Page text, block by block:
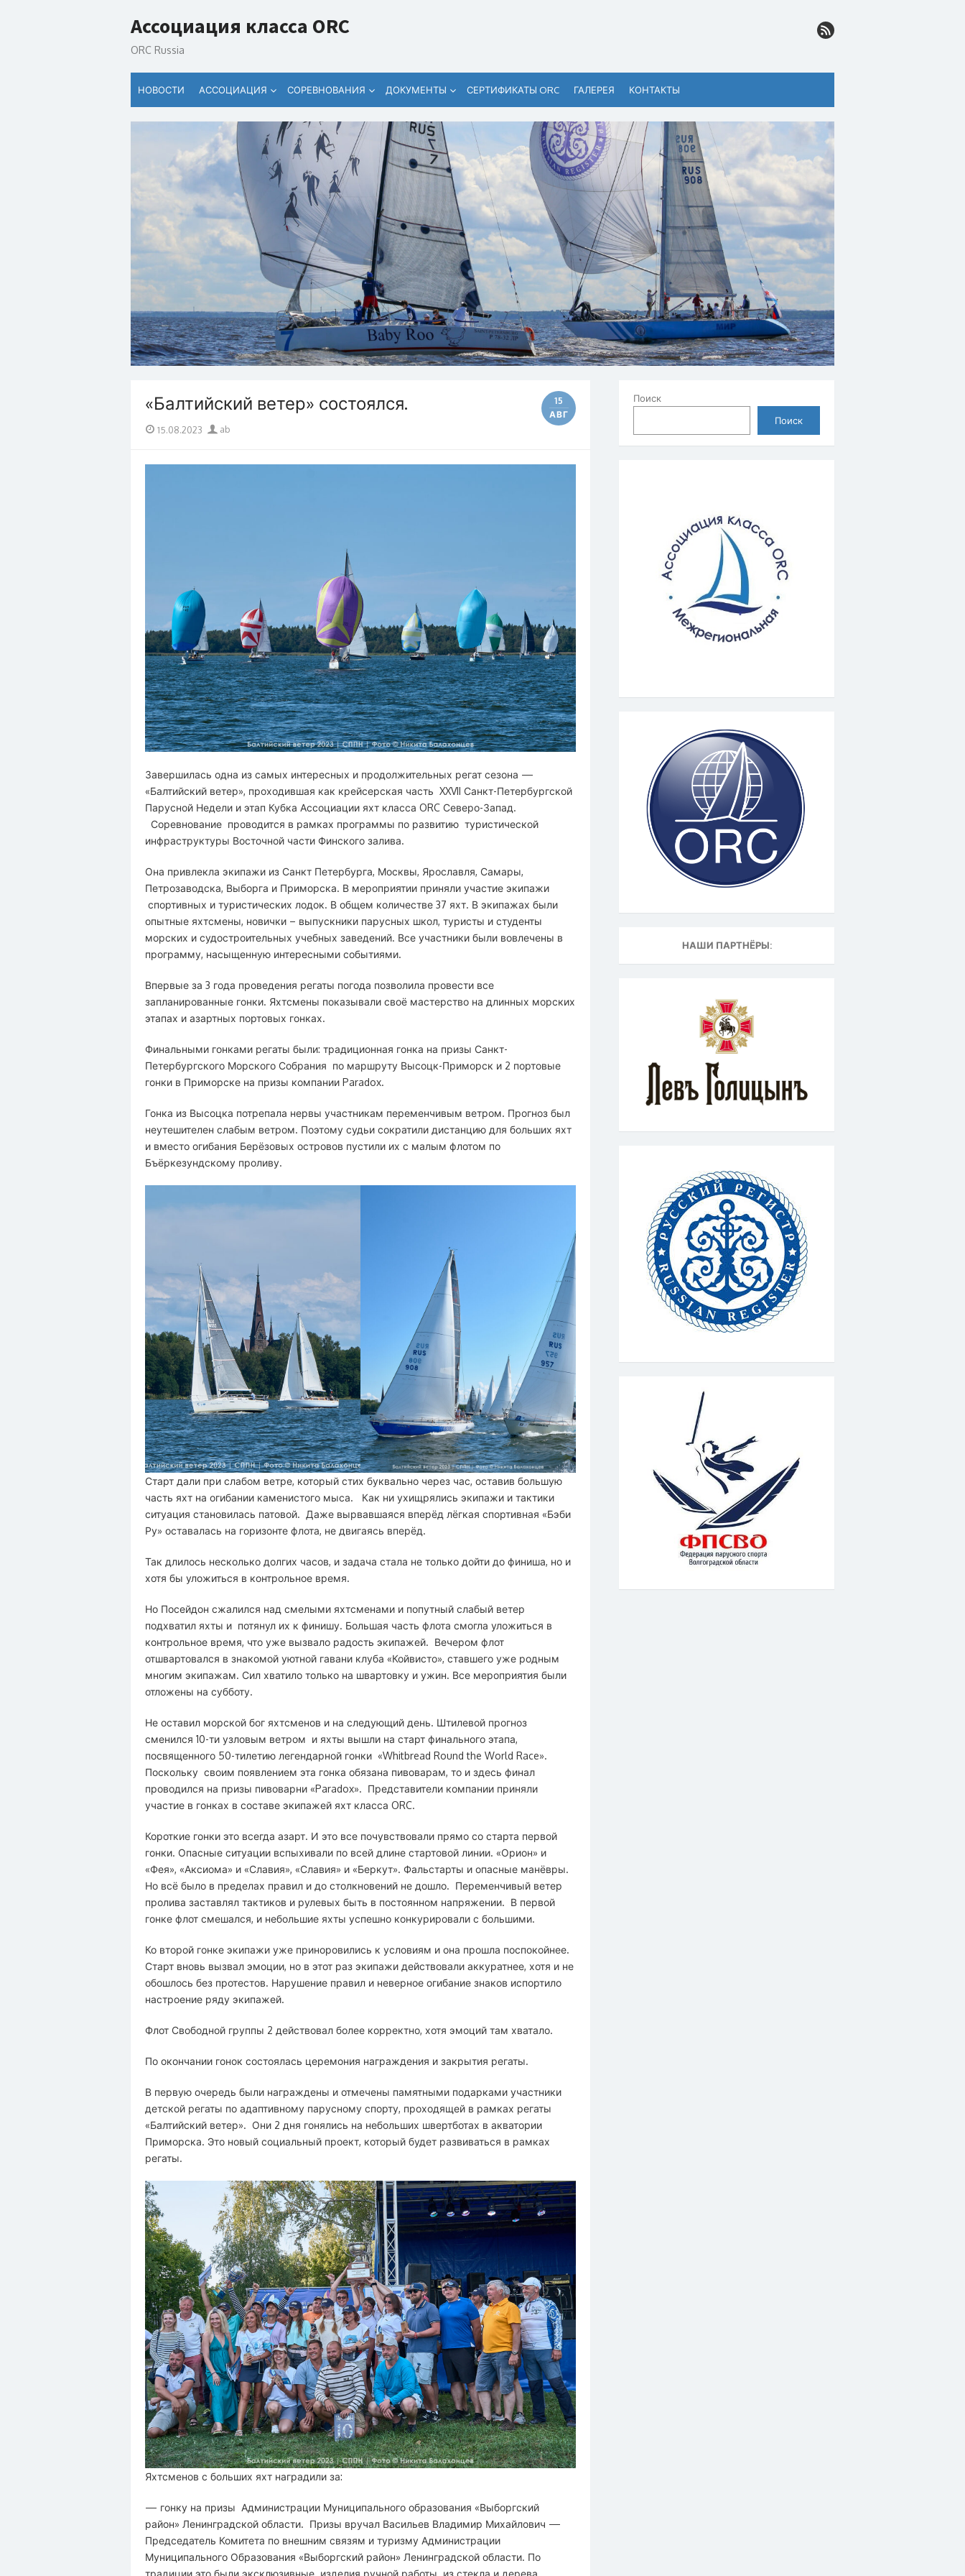
к
содержанию
Ассоциация класса ORC
ORC Russia
НОВОСТИ АССОЦИАЦИЯ СОРЕВНОВАНИЯ ДОКУМЕНТЫ СЕРТИФИКАТЫ ORC ГАЛЕРЕЯ КОНТАКТЫ
«Балтийский ветер» состоялся.
15
АВГ
Опубликовано
15.08.2023 Автор
ab
Завершилась одна из самых интересных и продолжительных регат сезона —
«Балтийский ветер», проходившая как крейсерская часть XXVII Санкт-Петербургской
Парусной Недели и этап Кубка Ассоциации яхт класса ORC Северо-Запад.
Соревнование проводится в рамках программы по развитию туристической
инфраструктуры Восточной части Финского залива.
Она привлекла экипажи из Санкт Петербурга, Москвы, Ярославля, Самары,
Петрозаводска, Выборга и Приморска. В мероприятии приняли участие экипажи
спортивных и туристических лодок. В общем количестве 37 яхт. В экипажах были
опытные яхтсмены, новички – выпускники парусных школ, туристы и студенты
морских и судостроительных учебных заведений. Все участники были вовлечены в
программу, насыщенную интересными событиями.
Впервые за 3 года проведения регаты погода позволила провести все
запланированные гонки. Яхтсмены показывали своё мастерство на длинных морских
этапах и азартных портовых гонках.
Финальными гонками регаты были: традиционная гонка на призы Санкт-
Петербургского Морского Собрания по маршруту Высоцк-Приморск и 2 портовые
гонки в Приморске на призы компании Paradox.
Гонка из Высоцка потрепала нервы участникам переменчивым ветром. Прогноз был
неутешителен слабым ветром. Поэтому судьи сократили дистанцию для больших яхт
и вместо огибания Берёзовых островов пустили их с малым флотом по
Бъёркезундскому проливу.
Старт дали при слабом ветре, который стих буквально через час, оставив большую
часть яхт на огибании каменистого мыса. Как ни ухищрялись экипажи и тактики
ситуация становилась патовой. Даже вырвавшаяся вперёд лёгкая спортивная «Бэби
Ру» оставалась на горизонте флота, не двигаясь вперёд.
Так длилось несколько долгих часов, и задача стала не только дойти до финиша, но и
хотя бы уложиться в контрольное время.
Но Посейдон сжалился над смелыми яхтсменами и попутный слабый ветер
подхватил яхты и потянул их к финишу. Большая часть флота смогла уложиться в
контрольное время, что уже вызвало радость экипажей. Вечером флот
отшвартовался в знакомой уютной гавани клуба «Койвисто», ставшего уже родным
многим экипажам. Сил хватило только на швартовку и ужин. Все мероприятия были
отложены на субботу.
Не оставил морской бог яхтсменов и на следующий день. Штилевой прогноз
сменился 10-ти узловым ветром и яхты вышли на старт финального этапа,
посвященного 50-тилетию легендарной гонки «Whitbread Round the World Race».
Поскольку своим появлением эта гонка обязана пивоварам, то и здесь финал
проводился на призы пивоварни «Paradox». Представители компании приняли
участие в гонках в составе экипажей яхт класса ORC.
Короткие гонки это всегда азарт. И это все почувствовали прямо со старта первой
гонки. Опасные ситуации вспыхивали по всей длине стартовой линии. «Орион» и
«Фея», «Аксиома» и «Славия», «Славия» и «Беркут». Фальстарты и опасные манёвры.
Но всё было в пределах правил и до столкновений не дошло. Переменчивый ветер
пролива заставлял тактиков и рулевых быть в постоянном напряжении. В первой
гонке флот смешался, и небольшие яхты успешно конкурировали с большими.
Ко второй гонке экипажи уже приноровились к условиям и она прошла поспокойнее.
Старт вновь вызвал эмоции, но в этот раз экипажи действовали аккуратнее, хотя и не
обошлось без протестов. Нарушение правил и неверное огибание знаков испортило
настроение ряду экипажей.
Флот Свободной группы 2 действовал более корректно, хотя эмоций там хватало.
По окончании гонок состоялась церемония награждения и закрытия регаты.
В первую очередь были награждены и отмечены памятными подарками участники
детской регаты по адаптивному парусному спорту, проходящей в рамках регаты
«Балтийский ветер». Они 2 дня гонялись на небольших швертботах в акватории
Приморска. Это новый социальный проект, который будет развиваться в рамках
регаты.
Яхтсменов с больших яхт наградили за:
— гонку на призы Администрации Муниципального образования «Выборгский
район» Ленинградской области. Призы вручал Васильев Владимир Михайлович —
Председатель Комитета по внешним связям и туризму Администрации
Муниципального Образования «Выборгский район» Ленинградской области. По
традиции это были эксклюзивные изделия ручной работы из стекла и дерева.
Поиск
Поиск
НАШИ ПАРТНЁРЫ: